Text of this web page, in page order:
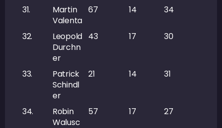
31.
Martin
Valenta
67 14 34
32.
Leopold
Durchn
er
43 17 30
33.
Patrick
Schindl
er
21 14 31
34.
Robin
Walusc
57 17 27